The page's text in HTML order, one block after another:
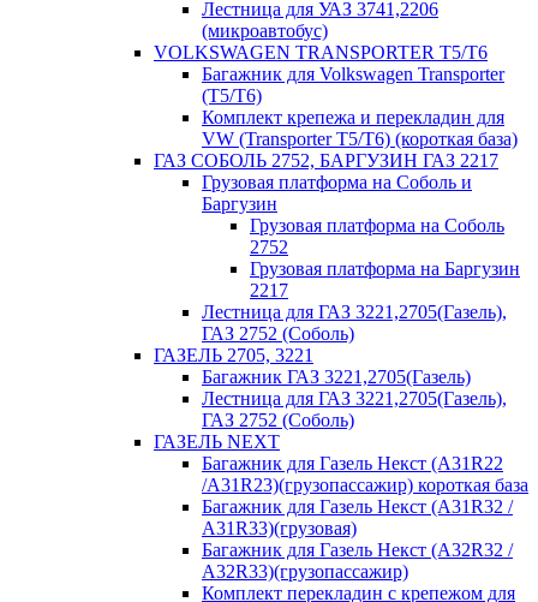
Лестница для УАЗ 3741,2206
(микроавтобус)
VOLKSWAGEN TRANSPORTER T5/T6
Багажник для Volkswagen Transporter
(T5/T6)
Комплект крепежа и перекладин для
VW (Transporter T5/T6) (короткая база)
ГАЗ СОБОЛЬ 2752, БАРГУЗИН ГАЗ 2217
Грузовая платформа на Соболь и
Баргузин
Грузовая платформа на Соболь
2752
Грузовая платформа на Баргузин
2217
Лестница для ГАЗ 3221,2705(Газель),
ГАЗ 2752 (Соболь)
ГАЗЕЛЬ 2705, 3221
Багажник ГАЗ 3221,2705(Газель)
Лестница для ГАЗ 3221,2705(Газель),
ГАЗ 2752 (Соболь)
ГАЗЕЛЬ NEXT
Багажник для Газель Некст (A31R22
/A31R23)(грузопассажир) короткая база
Багажник для Газель Некст (A31R32 /
A31R33)(грузовая)
Багажник для Газель Некст (A32R32 /
A32R33)(грузопассажир)
Комплект перекладин с крепежом для